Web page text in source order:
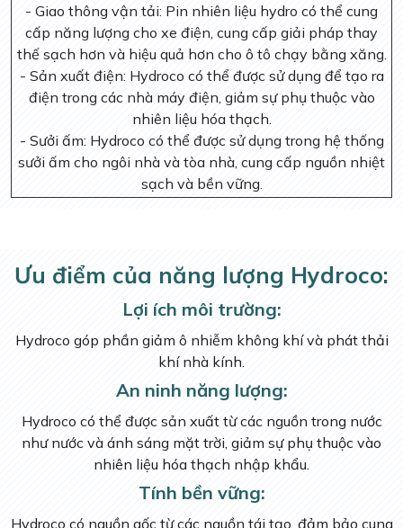
- Giao thông vận tải: Pin nhiên liệu hydro có thể cung
cấp năng lượng cho xe điện, cung cấp giải pháp thay
thế sạch hơn và hiệu quả hơn cho ô tô chạy bằng xăng.
- Sản xuất điện: Hydroco có thể được sử dụng để tạo ra
điện trong các nhà máy điện, giảm sự phụ thuộc vào
nhiên liệu hóa thạch.
- Sưởi ấm: Hydroco có thể được sử dụng trong hệ thống
sưởi ấm cho ngôi nhà và tòa nhà, cung cấp nguồn nhiệt
sạch và bền vững.
Ưu điểm của năng lượng Hydroco:
Lợi ích môi trường:
Hydroco góp phần giảm ô nhiễm không khí và phát thải
khí nhà kính.
An ninh năng lượng:
Hydroco có thể được sản xuất từ ​​các nguồn trong nước
như nước và ánh sáng mặt trời, giảm sự phụ thuộc vào
nhiên liệu hóa thạch nhập khẩu.
Tính bền vững:
Hydroco có nguồn gốc từ các nguồn tái tạo, đảm bảo cung